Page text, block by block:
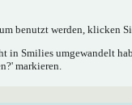
benutzt werden, klicken
Smilies umgewandelt
markieren.